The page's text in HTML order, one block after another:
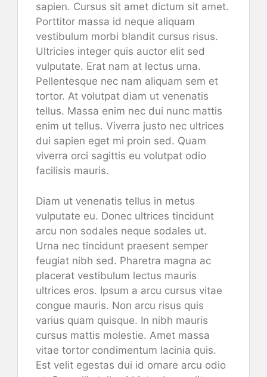
sapien. Cursus sit amet dictum sit amet.
Porttitor massa id neque aliquam
vestibulum morbi blandit cursus risus.
Ultricies integer quis auctor elit sed
vulputate. Erat nam at lectus urna.
Pellentesque nec nam aliquam sem et
tortor. At volutpat diam ut venenatis
tellus. Massa enim nec dui nunc mattis
enim ut tellus. Viverra justo nec ultrices
dui sapien eget mi proin sed. Quam
viverra orci sagittis eu volutpat odio
facilisis mauris.
Diam ut venenatis tellus in metus
vulputate eu. Donec ultrices tincidunt
arcu non sodales neque sodales ut.
Urna nec tincidunt praesent semper
feugiat nibh sed. Pharetra magna ac
placerat vestibulum lectus mauris
ultrices eros. Ipsum a arcu cursus vitae
congue mauris. Non arcu risus quis
varius quam quisque. In nibh mauris
cursus mattis molestie. Amet massa
vitae tortor condimentum lacinia quis.
Est velit egestas dui id ornare arcu odio